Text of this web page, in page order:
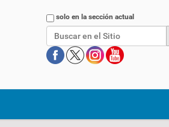
Buscarsolo en la sección actual